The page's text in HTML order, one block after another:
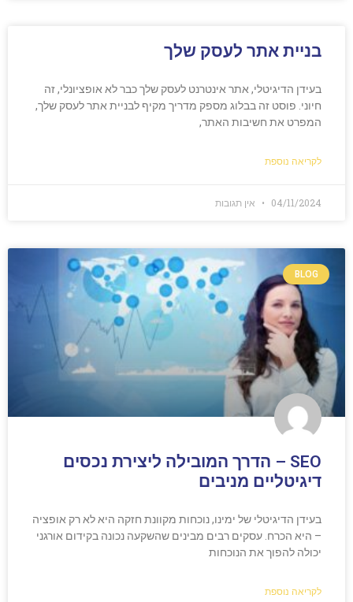
בניית אתר לעסק שלך
בעידן הדיגיטלי, אתר אינטרנט לעסק שלך כבר לא אופציונלי, זה
חיוני. פוסט זה בבלוג מספק מדריך מקיף לבניית אתר לעסק שלך,
המפרט את חשיבות האתר,
לקריאה נוספת
04/11/2024 אין תגובות
BLOG
SEO – הדרך המובילה ליצירת נכסים
דיגיטליים מניבים
בעידן הדיגיטלי של ימינו, נוכחות מקוונת חזקה היא לא רק אופציה
– היא הכרח. עסקים רבים מבינים שהשקעה נכונה בקידום אורגני
יכולה להפוך את הנוכחות
לקריאה נוספת